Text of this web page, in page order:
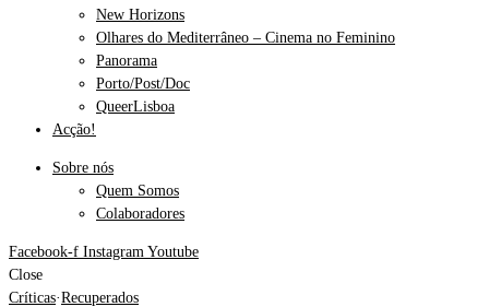
New Horizons
Olhares do Mediterrâneo – Cinema no Feminino
Panorama
Porto/Post/Doc
QueerLisboa
Acção!
Sobre nós
Quem Somos
Colaboradores
Facebook-f Instagram Youtube
Close
Críticas·Recuperados